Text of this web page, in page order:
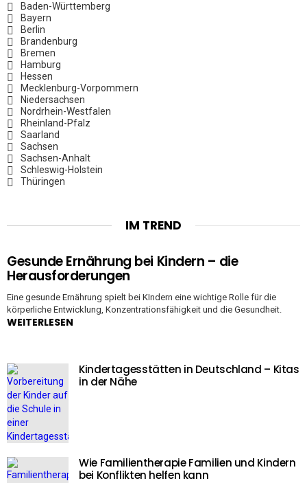
Baden-Württemberg
Bayern
Berlin
Brandenburg
Bremen
Hamburg
Hessen
Mecklenburg-Vorpommern
Niedersachsen
Nordrhein-Westfalen
Rheinland-Pfalz
Saarland
Sachsen
Sachsen-Anhalt
Schleswig-Holstein
Thüringen
IM TREND
Gesunde Ernährung bei Kindern – die
Herausforderungen
Eine gesunde Ernährung spielt bei KIndern eine wichtige Rolle für die
körperliche Entwicklung, Konzentrationsfähigkeit und die Gesundheit.
WEITERLESEN
Kindertagesstätten in Deutschland – Kitas
in der Nähe
Wie Familientherapie Familien und Kindern
bei Konflikten helfen kann